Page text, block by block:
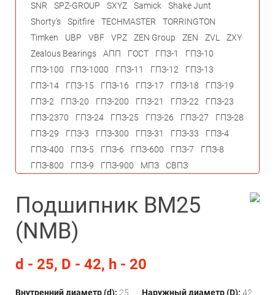
Подшипник BM25
(NMB)
d - 25, D - 42, h - 20
Внутренний диаметр (d): 25
Наружный диаметр (D): 42
SNR
SPZ-GROUP SXYZ Samick
Shake Junt
Shorty's
Spitfire TECHMASTER
TORRINGTON
Timken
UBP VBF VPZ ZEN Group ZEN ZVL
ZXY
Zealous Bearings
АПП ГОСТ ГПЗ-1
ГПЗ-10
ГПЗ-100
ГПЗ-1000 ГПЗ-11 ГПЗ-12
ГПЗ-13
ГПЗ-14
ГПЗ-15 ГПЗ-16 ГПЗ-17 ГПЗ-18
ГПЗ-19
ГПЗ-2
ГПЗ-20 ГПЗ-200 ГПЗ-21 ГПЗ-22
ГПЗ-23
ГПЗ-2370
ГПЗ-24 ГПЗ-25 ГПЗ-26 ГПЗ-27
ГПЗ-28
ГПЗ-29
ГПЗ-3 ГПЗ-300 ГПЗ-31 ГПЗ-33
ГПЗ-4
ГПЗ-400
ГПЗ-5 ГПЗ-6 ГПЗ-600 ГПЗ-7
ГПЗ-8
ГПЗ-800
ГПЗ-9 ГПЗ-900 МПЗ СВПЗ